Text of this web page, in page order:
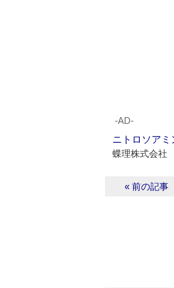
‐AD‐
ニトロソア
蝶理株式会社
« 前の記事